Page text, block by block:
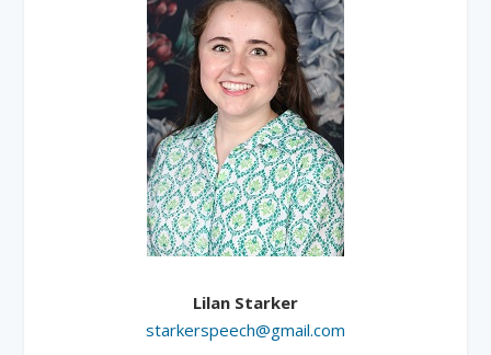
Lilan Starker
starkerspeech@gmail.com